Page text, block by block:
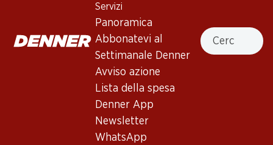
Servizi
Panoramica
Abbonatevi al
Settimanale Denner
Avviso azione
Lista della spesa
Denner App
Newsletter
WhatsApp
Cercare
2025
(13)
de Provence AOP
2025